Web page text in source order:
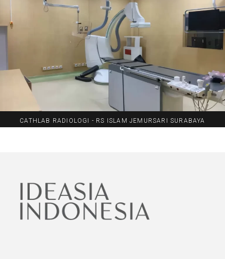
CATHLAB RADIOLOGI - RS ISLAM JEMURSARI SURABAYA